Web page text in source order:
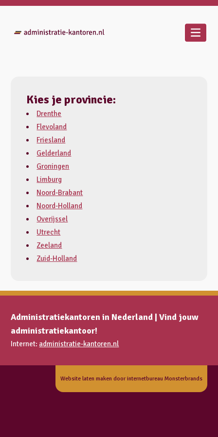
Kies je provincie:
Drenthe
Flevoland
Friesland
Gelderland
Groningen
Limburg
Noord-Brabant
Noord-Holland
Overijssel
Utrecht
Zeeland
Zuid-Holland
Administratiekantoren in Nederland | Vind jouw
administratiekantoor!
Internet: administratie-kantoren.nl
Website laten maken door internetbureau Monsterbrands